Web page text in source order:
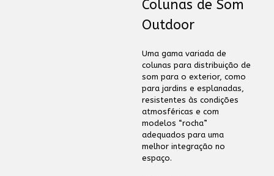
Colunas de Som
Outdoor
Uma gama variada de
colunas para distribuição de
som para o exterior, como
para jardins e esplanadas,
resistentes às condições
atmosféricas e com
modelos “rocha”
adequados para uma
melhor integração no
espaço.